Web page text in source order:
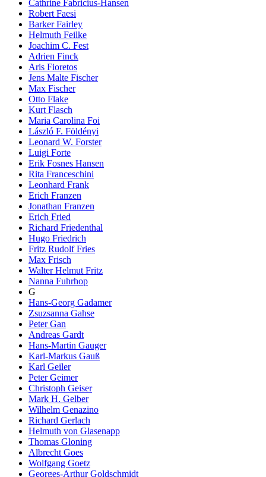
Cathrine Fabricius-Hansen
Robert Faesi
Barker Fairley
Helmuth Feilke
Joachim C. Fest
Adrien Finck
Aris Fioretos
Jens Malte Fischer
Max Fischer
Otto Flake
Kurt Flasch
Maria Carolina Foi
László F. Földényi
Leonard W. Forster
Luigi Forte
Erik Fosnes Hansen
Rita Franceschini
Leonhard Frank
Erich Franzen
Jonathan Franzen
Erich Fried
Richard Friedenthal
Hugo Friedrich
Fritz Rudolf Fries
Max Frisch
Walter Helmut Fritz
Nanna Fuhrhop
G
Hans-Georg Gadamer
Zsuzsanna Gahse
Peter Gan
Andreas Gardt
Hans-Martin Gauger
Karl-Markus Gauß
Karl Geiler
Peter Geimer
Christoph Geiser
Mark H. Gelber
Wilhelm Genazino
Richard Gerlach
Helmuth von Glasenapp
Thomas Gloning
Albrecht Goes
Wolfgang Goetz
Georges-Arthur Goldschmidt